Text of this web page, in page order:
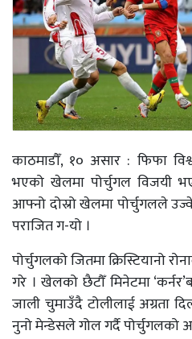
काठमाडौँ, १० असार : फिफा
भएको खेलमा पोर्चुगल विजयी
आफ्नो दोस्रो खेलमा पोर्चुगलले
पराजित ग-यो ।
पोर्चुगलको जितमा क्रिस्टियानो
गरे । खेलको छैटौँ मिनेटमा
जाली चुमाउँदै टोलीलाई अग्रता
नुनो मेन्डेसले गोल गर्दै पोर्चुगलको